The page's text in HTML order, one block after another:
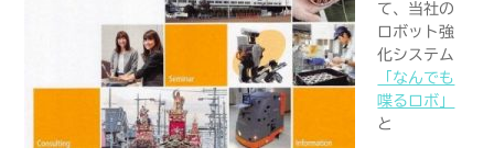
て、当社の
ロボット強
化システム
「なんでも
喋るロボ」
と